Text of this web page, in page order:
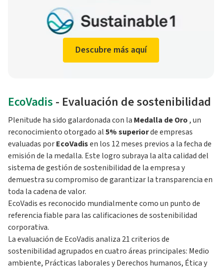
Descubre más aquí
EcoVadis - Evaluación de sostenibilidad
Plenitude ha sido galardonada con la Medalla de Oro , un
reconocimiento otorgado al5% superiorde empresas
evaluadas porEcoVadisen los 12 meses previos a la fecha de
emisión de la medalla. Este logro subraya la alta calidad del
sistema de gestión de sostenibilidad de la empresa y
demuestra su compromiso de garantizar la transparencia en
toda la cadena de valor.
EcoVadis es reconocido mundialmente como un punto de
referencia fiable para las calificaciones de sostenibilidad
corporativa.
La evaluación de EcoVadis analiza 21 criterios de
sostenibilidad agrupados en cuatro áreas principales: Medio
ambiente, Prácticas laborales y Derechos humanos, Ética y